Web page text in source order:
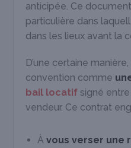
anticipée. Ce
particulière dans
dans les lieux avant la
D’une certaine
convention comme
bail locatif signé entre
vendeur. Ce contrat
Àvous verser une